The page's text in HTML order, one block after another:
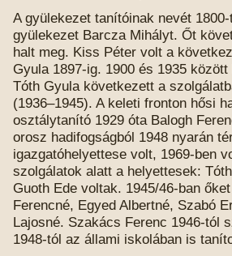
A gyülekezet tanítóinak nevét
gyülekezet Barcza Mihályt. Őt
halt meg. Kiss Péter volt a
Gyula 1897-ig. 1900 és 1935
Tóth Gyula következett a
(1936–1945). A keleti fronton hősi
osztálytanító 1929 óta Balogh
orosz hadifogságból 1948 nyarán
igazgatóhelyettese volt, 1969-ben
szolgálatok alatt a helyettesek:
Guoth Ede voltak. 1945/46-ban
Ferencné, Egyed Albertné, Szabó
Lajosné. Szakács Ferenc 1946-tól
1948-tól az állami iskolában is